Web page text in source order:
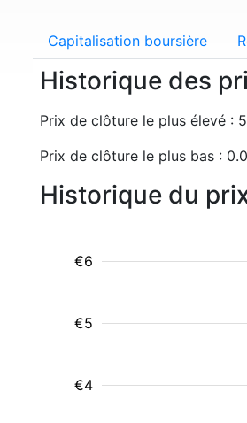
Capitalisation boursière
Historique des
Prix de clôture le plus élevé :
Prix de clôture le plus bas :
Historique du
€4
€5
€6